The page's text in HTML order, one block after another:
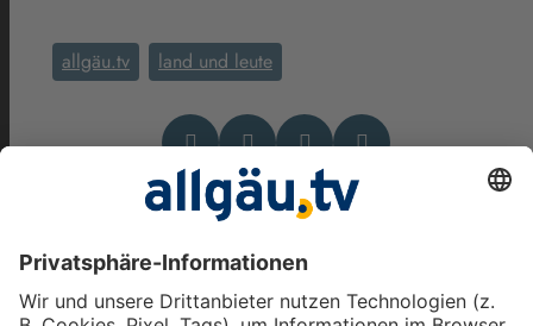
allgäu.tv land und leute
Das könnte Dich auch